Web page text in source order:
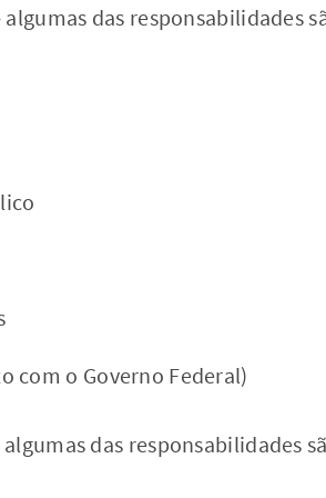
algumas das responsabilidades
com o Governo Federal)
algumas das responsabilidades